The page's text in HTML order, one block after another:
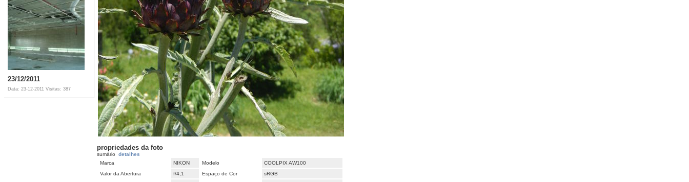
23/12/2011
Data: 23-12-2011 Visitas: 387
propriedades da foto
sumário detalhes
Marca
NIKON Modelo
COOLPIX AW100
Valor da Abertura
f/4,1 Espaço de Cor
sRGB